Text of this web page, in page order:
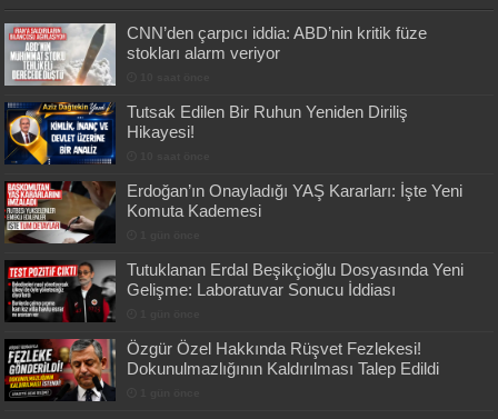
CNN’den çarpıcı iddia: ABD’nin kritik füze
stokları alarm veriyor
Tutsak Edilen Bir Ruhun Yeniden Diriliş
Hikayesi!
Erdoğan’ın Onayladığı YAŞ Kararları: İşte Yeni
Komuta Kademesi
Tutuklanan Erdal Beşikçioğlu Dosyasında Yeni
Gelişme: Laboratuvar Sonucu İddiası
Özgür Özel Hakkında Rüşvet Fezlekesi!
Dokunulmazlığının Kaldırılması Talep Edildi